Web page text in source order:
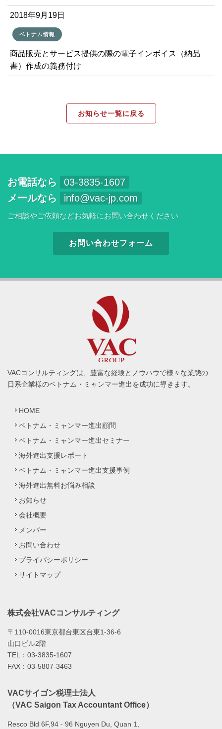
2018年9月19日
ベトナム情報
商品販売とサービス提供の際の電子インボイス（納品
書）作成の義務付け
お知らせ一覧に戻る
お電話なら
03-3835-1607
メールなら
info@vac-jp.com
ご相談やご依頼などお気軽にお問い合わせください
お問い合わせフォーム
VACコンサルティングは、豊富な経験とノウハウで様々な業態の
日系企業様のベトナム・ミャンマー進出を成功に導きます。
HOME
ベトナム・ミャンマー進出顧問
ベトナム・ミャンマー進出セミナー
海外進出支援レポート
ベトナム・ミャンマー進出支援事例
海外進出無料お悩み相談
お知らせ
会社概要
メンバー
お問い合わせ
プライバシーポリシー
サイトマップ
株式会社VACコンサルティング
〒110-0016東京都台東区台東1-36-6
山口ビル2階
TEL：03-3835-1607
FAX：03-5807-3463
VACサイゴン税理士法人
（VAC Saigon Tax Accountant Office）
Resco Bld 6F,94 - 96 Nguyen Du, Quan 1,